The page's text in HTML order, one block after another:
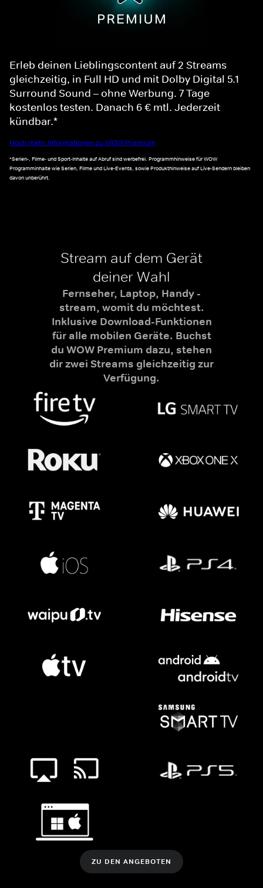
Erleb deinen Lieblingscontent auf 2 Streams
gleichzeitig, in Full HD und mit Dolby Digital 5.1
Surround Sound – ohne Werbung. 7 Tage
kostenlos testen. Danach 6 € mtl. Jederzeit
kündbar.*
Noch mehr Informationen zu WOW Premium
*Serien-, Filme- und Sport-Inhalte auf Abruf sind werbefrei. Programmhinweise für WOW
Programminhalte wie Serien, Filme und Live-Events, sowie Produkthinweise auf Live-Sendern bleiben
davon unberührt.
Stream auf dem Gerät
deiner Wahl
Fernseher, Laptop, Handy -
stream, womit du möchtest.
Inklusive Download-Funktionen
für alle mobilen Geräte. Buchst
du WOW Premium dazu, stehen
dir zwei Streams gleichzeitig zur
Verfügung.
ZU DEN ANGEBOTEN